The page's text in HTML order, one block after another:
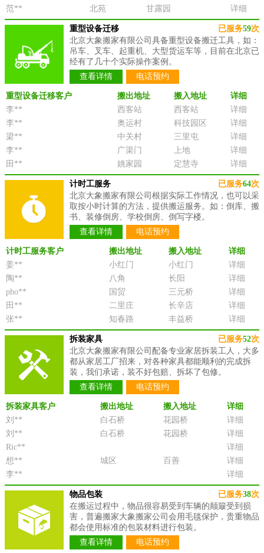
范**
北苑 甘露园 详细
已服务59次
重型设备迁移
北京大象搬家有限公司具备重型设备搬迁工具，如：
吊车、叉车、起重机、大型货运车等，目前在北京已
经有了几十个实际操作案例。
查看详情
电话预约
重型设备迁移客户 搬出地址 搬入地址
详细
李**
西客站 西客站
详细
李**
奥运村 科技园区
详细
梁**
中关村 三里屯
详细
李**
广渠门 上地
详细
田**
姚家园 定慧寺 详细
已服务64次
计时工服务
北京大象搬家有限公司根据实际工作情况，也可以采
取按小时计算的方法，提供搬运服务。如：倒库、搬
书、装修倒房、学校倒房、倒写字楼。
查看详情
电话预约
计时工服务客户 搬出地址 搬入地址
详细
姜**
小红门 小红门
详细
陶**
八角 长阳
详细
pho**
国贸 三元桥
详细
田**
二里庄 长辛店
详细
张**
知春路 丰益桥 详细
已服务52次
拆装家具
北京大象搬家有限公司配备专业家居拆装工人，大多
都从家居工厂招来，对各种家具都能顺利的完成拆
装，我们承诺，装不好包赔、拆坏了包修。
查看详情
电话预约
拆装家具客户 搬出地址 搬入地址
详细
刘**
白石桥 花园桥
详细
刘**
白石桥 花园桥
详细
Ric**
详细
想**
城区 百善
详细
李**
详细
已服务38次
物品包装
在搬运过程中，物品很容易受到车辆的颠簸受到损
害，普遍搬家大象搬家公司会用毛毯保护，贵重物品
都会使用标准的包装材料进行包装。
查看详情
电话预约